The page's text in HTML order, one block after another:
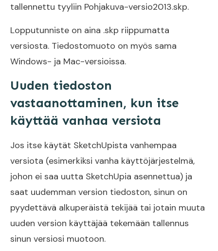
tallennettu tyyliin Pohjakuva-versio2013.skp.
Lopputunniste on aina .skp riippumatta
versiosta. Tiedostomuoto on myös sama
Windows- ja Mac-versioissa.
Uuden tiedoston
vastaanottaminen, kun itse
käyttää vanhaa versiota
Jos itse käytät SketchUpista vanhempaa
versiota (esimerkiksi vanha käyttöjärjestelmä,
johon ei saa uutta SketchUpia asennettua) ja
saat uudemman version tiedoston, sinun on
pyydettävä alkuperäistä tekijää tai jotain muuta
uuden version käyttäjää tekemään tallennus
sinun versiosi muotoon.